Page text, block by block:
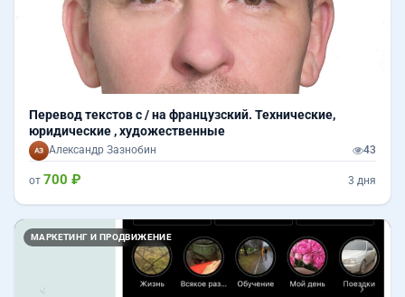
Перевод текстов с / на французский. Технические,
юридические , художественные
Александр Зазнобин 43
от 700 ₽ 3 дня
МАРКЕТИНГ И ПРОДВИЖЕНИЕ
Назад